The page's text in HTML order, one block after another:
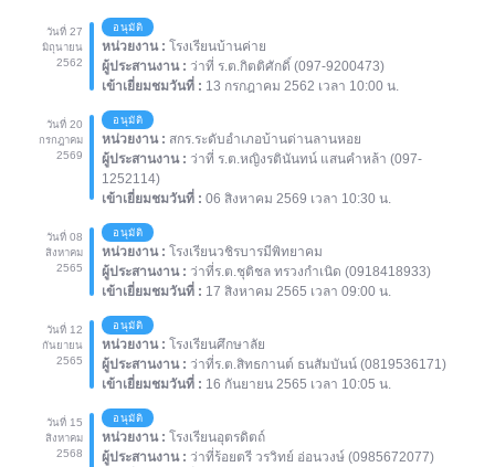
วันที่ 27
มิถุนายน
2562
อนุมัติ
หน่วยงาน : โรงเรียนบ้านค่าย
ผู้ประสานงาน : ว่าที่ ร.ต.กิตติศักดิ์ (097-9200473)
เข้าเยี่ยมชมวันที่ : 13 กรกฎาคม 2562 เวลา 10:00 น.
วันที่ 20
กรกฎาคม
2569
อนุมัติ
หน่วยงาน : สกร.ระดับอำเภอบ้านด่านลานหอย
ผู้ประสานงาน : ว่าที่ ร.ต.หญิงรตินันทน์ แสนคำหล้า (097-
1252114)
เข้าเยี่ยมชมวันที่ : 06 สิงหาคม 2569 เวลา 10:30 น.
วันที่ 08
สิงหาคม
2565
อนุมัติ
หน่วยงาน : โรงเรียนวชิรบารมีพิทยาคม
ผู้ประสานงาน : ว่าที่ร.ต.ชุติชล ทรวงกำเนิด (0918418933)
เข้าเยี่ยมชมวันที่ : 17 สิงหาคม 2565 เวลา 09:00 น.
วันที่ 12
กันยายน
2565
อนุมัติ
หน่วยงาน : โรงเรียนศึกษาลัย
ผู้ประสานงาน : ว่าที่ร.ต.สิทธกานต์ ธนสัมบันน์ (0819536171)
เข้าเยี่ยมชมวันที่ : 16 กันยายน 2565 เวลา 10:05 น.
วันที่ 15
สิงหาคม
2568
อนุมัติ
หน่วยงาน : โรงเรียนอุตรดิตถ์
ผู้ประสานงาน : ว่าที่ร้อยตรี วรวิทย์ อ่อนวงษ์ (0985672077)